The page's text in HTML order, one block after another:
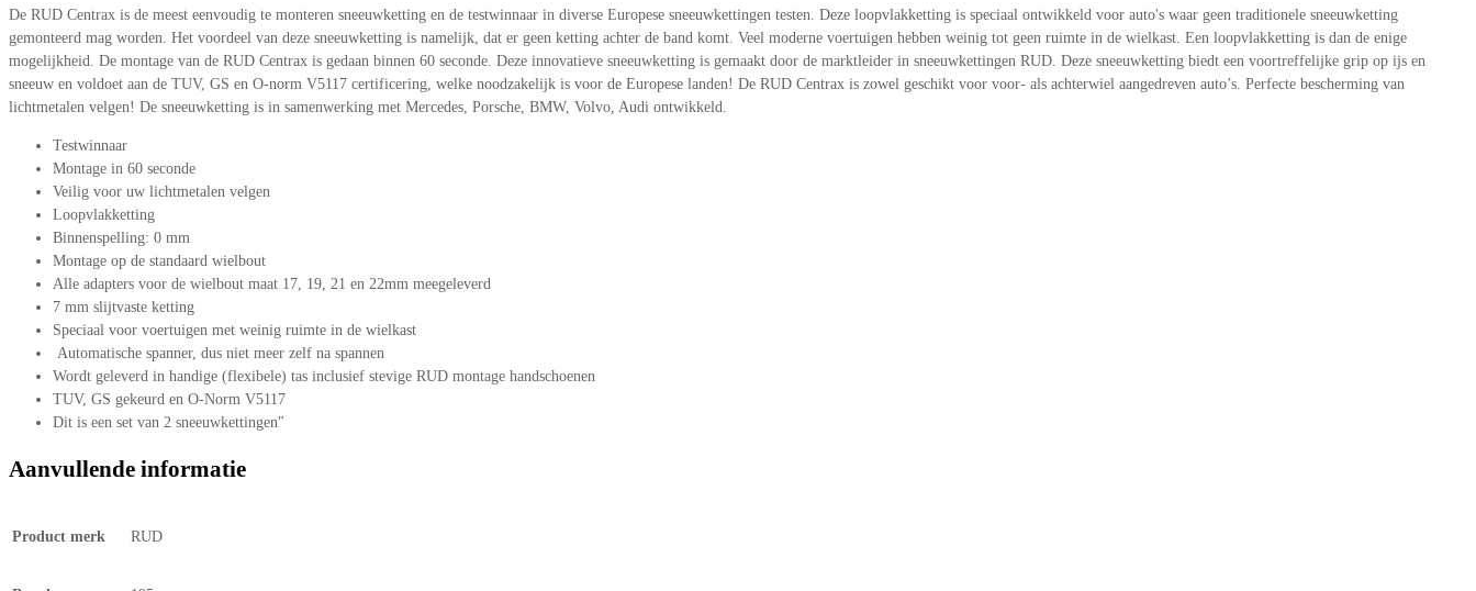
De RUD Centrax is de meest eenvoudig te monteren sneeuwketting en de testwinnaar in diverse Europese sneeuwkettingen testen. Deze loopvlakketting is speciaal ontwikkeld voor auto's waar geen traditionele sneeuwketting
gemonteerd mag worden. Het voordeel van deze sneeuwketting is namelijk, dat er geen ketting achter de band komt. Veel moderne voertuigen hebben weinig tot geen ruimte in de wielkast. Een loopvlakketting is dan de enige
mogelijkheid. De montage van de RUD Centrax is gedaan binnen 60 seconde. Deze innovatieve sneeuwketting is gemaakt door de marktleider in sneeuwkettingen RUD. Deze sneeuwketting biedt een voortreffelijke grip op ijs en
sneeuw en voldoet aan de TUV, GS en O-norm V5117 certificering, welke noodzakelijk is voor de Europese landen! De RUD Centrax is zowel geschikt voor voor- als achterwiel aangedreven auto’s. Perfecte bescherming van
lichtmetalen velgen! De sneeuwketting is in samenwerking met Mercedes, Porsche, BMW, Volvo, Audi ontwikkeld.
Testwinnaar
Montage in 60 seconde
Veilig voor uw lichtmetalen velgen
Loopvlakketting
Binnenspelling: 0 mm
Montage op de standaard wielbout
Alle adapters voor de wielbout maat 17, 19, 21 en 22mm meegeleverd
7 mm slijtvaste ketting
Speciaal voor voertuigen met weinig ruimte in de wielkast
Automatische spanner, dus niet meer zelf na spannen
Wordt geleverd in handige (flexibele) tas inclusief stevige RUD montage handschoenen
TUV, GS gekeurd en O-Norm V5117
Dit is een set van 2 sneeuwkettingen"
Aanvullende informatie
Product merk RUD